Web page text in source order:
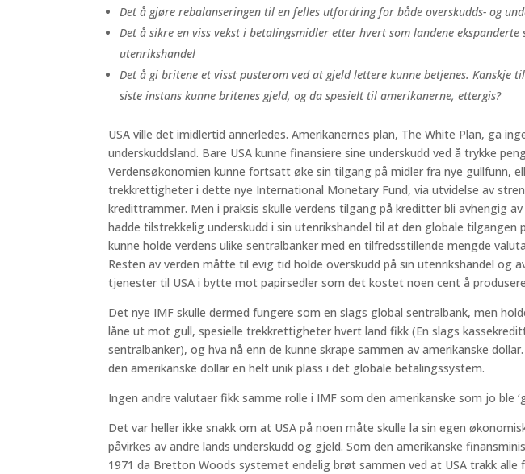
Det å gjøre rebalanseringen til en felles utfordring for både overskudds- og
Det å sikre en viss vekst i betalingsmidler etter hvert som landene ekspanderte
utenrikshandel
Det å gi britene et visst pusterom ved at gjeld lettere kunne betjenes. Kanskje
siste instans kunne britenes gjeld, og da spesielt til amerikanerne, ettergis?
USA ville det imidlertid annerledes. Amerikanernes plan, The White Plan, ga
underskuddsland. Bare USA kunne finansiere sine underskudd ved å trykke
Verdensøkonomien kunne fortsatt øke sin tilgang på midler fra nye gullfunn,
trekkrettigheter i dette nye International Monetary Fund, via utvidelse av
kredittrammer. Men i praksis skulle verdens tilgang på kreditter bli avhengig av
hadde tilstrekkelig underskudd i sin utenrikshandel til at den globale tilgangen
kunne holde verdens ulike sentralbanker med en tilfredsstillende mengde
Resten av verden måtte til evig tid holde overskudd på sin utenrikshandel og
tjenester til USA i bytte mot papirsedler som det kostet noen cent å
Det nye IMF skulle dermed fungere som en slags global sentralbank, men
låne ut mot gull, spesielle trekkrettigheter hvert land fikk (En slags
sentralbanker), og hva nå enn de kunne skrape sammen av amerikanske
den amerikanske dollar en helt unik plass i det globale betalingssystem.
Ingen andre valutaer fikk samme rolle i IMF som den amerikanske som jo ble
Det var heller ikke snakk om at USA på noen måte skulle la sin egen
påvirkes av andre lands underskudd og gjeld. Som den amerikanske
1971 da Bretton Woods systemet endelig brøt sammen ved at USA trakk alle